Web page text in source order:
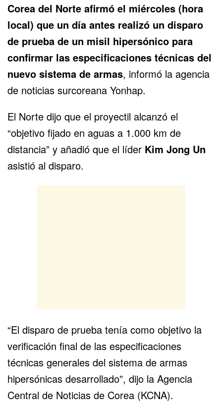
Corea del Norte afirmó el miércoles (hora
local) que un día antes realizó un disparo
de prueba de un misil hipersónico para
confirmar las especificaciones técnicas del
nuevo sistema de armas, informó la agencia
de noticias surcoreana Yonhap.
El Norte dijo que el proyectil alcanzó el
“objetivo fijado en aguas a 1.000 km de
distancia” y añadió que el líder Kim Jong Un
asistió al disparo.
“El disparo de prueba tenía como objetivo la
verificación final de las especificaciones
técnicas generales del sistema de armas
hipersónicas desarrollado”, dijo la Agencia
Central de Noticias de Corea (KCNA).